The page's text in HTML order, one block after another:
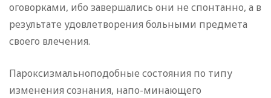
оговорками, ибо завершались они не спонтанно, а в
результате удовлетворения больными предмета
своего влечения.
Пароксизмальноподобные состояния по типу
изменения сознания, напо-минающего